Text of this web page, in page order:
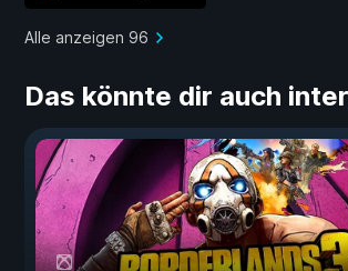
Alle anzeigen 96
Das könnte dir auch